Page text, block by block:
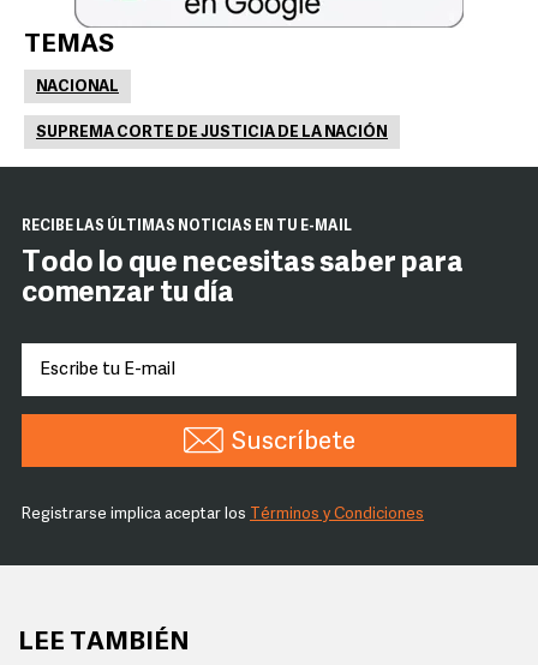
TEMAS
NACIONAL
SUPREMA CORTE DE JUSTICIA DE LA NACIÓN
RECIBE LAS ÚLTIMAS NOTICIAS EN TU E-MAIL
Todo lo que necesitas saber para
comenzar tu día
Suscríbete
Registrarse implica aceptar los Términos y Condiciones
LEE TAMBIÉN